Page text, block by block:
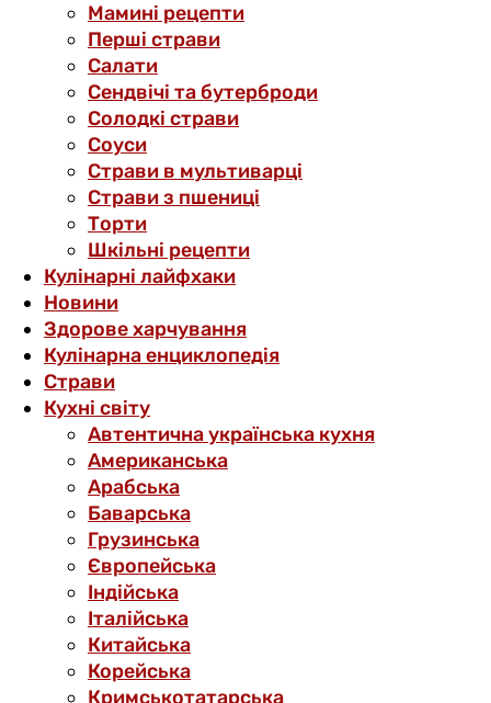
Мамині рецепти
Перші страви
Салати
Сендвічі та бутерброди
Солодкі страви
Соуси
Страви в мультиварці
Страви з пшениці
Торти
Шкільні рецепти
Кулінарні лайфхаки
Новини
Здорове харчування
Кулінарна енциклопедія
Страви
Кухні світу
Автентична українська кухня
Американська
Арабська
Баварська
Грузинська
Європейська
Індійська
Італійська
Китайська
Корейська
Кримськотатарська